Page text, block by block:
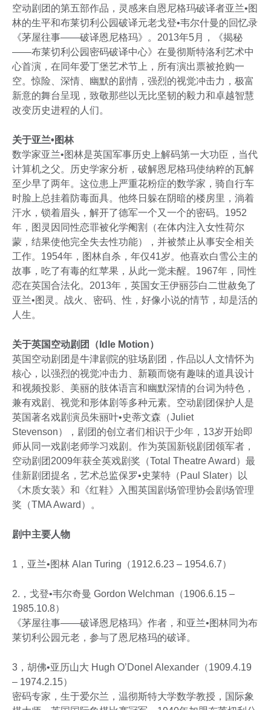
空动剧团的第五部作品，灵感来自恩尼格玛破译者亚兰•图
林的生平和布莱切利公园破译元老戈登•韦尔什曼的回忆录
《茅屋往事——破译恩尼格玛》。2013年5月，《揭秘
——布莱切利公园密码破译中心》在曼彻斯特洛利艺术中
心首演，在同年爱丁堡艺术节上，所有演出票被抢购一
空。惊险、深情、幽默的剧情，强烈的视觉冲击力，极富
新意的舞台呈现，致敬那些以无比坚韧的毅力和卓越智慧
改变历史进程的人们。
关于亚兰•图林
数学家亚兰•图林是英国军事历史上解码第一大功臣，当代
计算机之父。历史学家分析，破解恩尼格玛使纳粹的瓦解
至少早了两年。这位患上严重花粉症的数学家，骑自行车
时脸上总挂着防毒面具。他终日躲在阴暗的楼房里，淌着
汗水，锁着眉头，解开了德军一个又一个的密码。1952
年，图灵因同性恋罪被化学阉割（在体内注入女性荷尔
蒙，结果使他完全失去性功能），并被禁止从事安全相关
工作。1954年，图林自杀，年仅41岁。他喜欢白雪公主的
故事，吃了有毒的红苹果，从此一觉未醒。1967年，同性
恋在英国合法化。2013年，英国女王伊丽莎白二世赦免了
亚兰•图灵。战火、密码、性，好像小说的情节，却是活的
人生。
关于英国空动剧团（Idle Motion）
英国空动剧团是牛津剧院的驻场剧团，作品以人文情怀为
核心，以强烈的视觉冲击力、新颖而饶有趣味的道具设计
和视频投影、美丽的肢体语言和幽默深情的台词为特色，
兼有戏剧、视觉和形体剧等多种元素。空动剧团保护人是
英国著名戏剧演员朱丽叶•史蒂文森（Juliet
Stevenson），剧团的创立者们相识于少年，13岁开始即
师从同一戏剧老师学习戏剧。作为英国新锐剧团领军者，
空动剧团2009年获全英戏剧奖（Total Theatre Award）最
佳新剧团提名，艺术总监保罗•史莱特（Paul Slater）以
《木质女装》和《红鞋》入围英国剧场管理协会剧场管理
奖（TMA Award）。
剧中主要人物
1，亚兰•图林 Alan Turing（1912.6.23 – 1954.6.7）
2.，戈登•韦尔奇曼 Gordon Welchman（1906.6.15 –
1985.10.8）
《茅屋往事——破译恩尼格玛》作者，和亚兰•图林同为布
莱切利公园元老，参与了恩尼格玛的破译。
3，胡佛•亚历山大 Hugh O’Donel Alexander（1909.4.19
– 1974.2.15）
密码专家，生于爱尔兰，温彻斯特大学数学教授，国际象